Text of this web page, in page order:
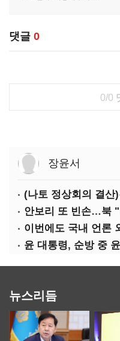
댓글 0
0/0
장윤서
안보리 또 빈손…북
이번에도 국내 언론
윤 대통령, 순방 중
뉴스리듬